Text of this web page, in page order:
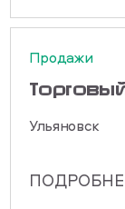
Продажи
Ульяновск